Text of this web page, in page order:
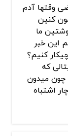
وقتها آدم
کنین
ما
این خبر
کنیم؟
که
چون میدون
اشتباه